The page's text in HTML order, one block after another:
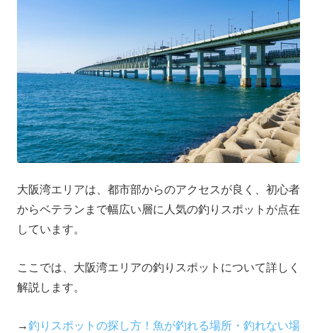
大阪湾エリアは、都市部からのアクセスが良く、初心者
からベテランまで幅広い層に人気の釣りスポットが点在
しています。
ここでは、大阪湾エリアの釣りスポットについて詳しく
解説します。
→釣りスポットの探し方！魚が釣れる場所・釣れない場